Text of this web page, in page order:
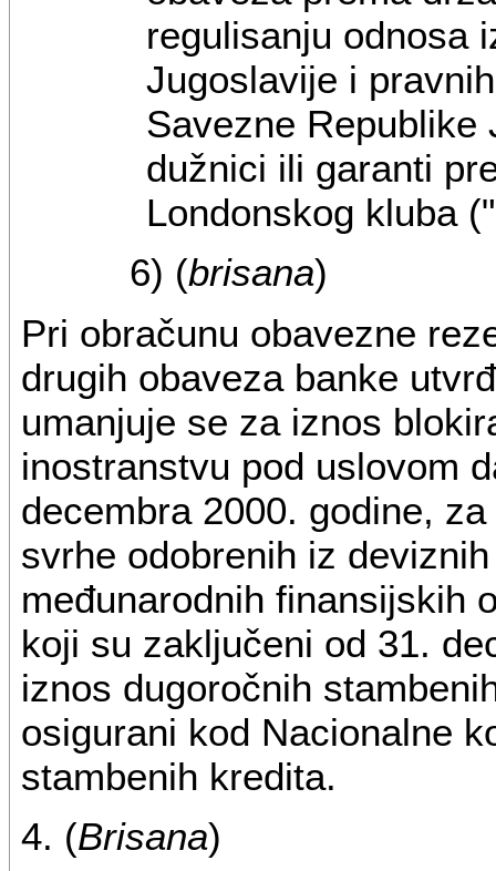
regulisanju odnosa
Jugoslavije i
Savezne Republike
dužnici ili garanti
Londonskog kluba
6) (brisana)
Pri obračunu obavezne
drugih obaveza banke
umanjuje se za iznos
inostranstvu pod uslovom
decembra 2000. godine,
svrhe odobrenih iz
međunarodnih finansijskih
koji su zaključeni od 31.
iznos dugoročnih
osigurani kod Nacionalne
stambenih kredita.
4. (Brisana)